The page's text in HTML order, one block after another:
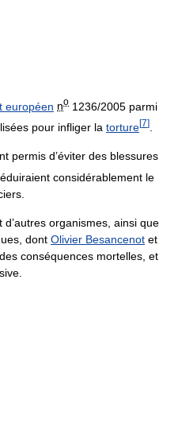
européen no 1236/2005 parmi
pour infliger la torture[7]
permis d’éviter des blessures
considérablement le
d’autres organismes, ainsi que
dont Olivier Besancenot et
conséquences mortelles, et